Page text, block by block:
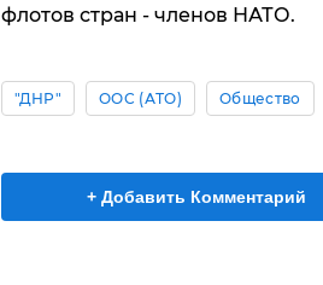
флотов стран - членов НАТО.
"ДНР" ООС (АТО) Общество
+ Добавить Комментарий